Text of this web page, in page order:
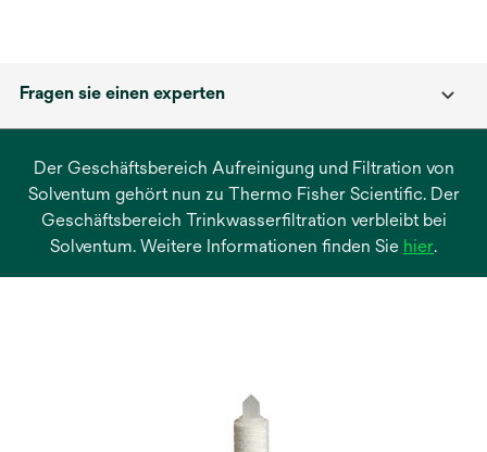
Fragen sie einen experten
Der Geschäftsbereich Aufreinigung und Filtration von
Solventum gehört nun zu Thermo Fisher Scientific. Der
Geschäftsbereich Trinkwasserfiltration verbleibt bei
Solventum. Weitere Informationen finden Sie hierwird
.